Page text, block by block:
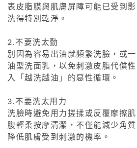
表皮脂膜與肌膚屏障可能已受到
洗得特別乾淨。
2.不要洗太勤
別因為容易出油就頻繁洗臉，或
油型洗面乳，以免刺激皮脂代償
入「越洗越油」的惡性循環。
3.不要洗太用力
洗臉時避免用力搓揉或反覆摩擦
腹輕柔按摩清潔，不僅能減少角
降低肌膚受到刺激的機率。